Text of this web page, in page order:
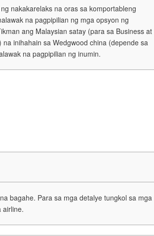
nakakarelaks na oras sa komportableng
na pagpipilian ng mga opsyon ng
ang Malaysian satay (para sa Business at
na inihahain sa Wedgwood china (depende sa
na pagpipilian ng inumin.
bagahe. Para sa mga detalye tungkol sa mga
airline.